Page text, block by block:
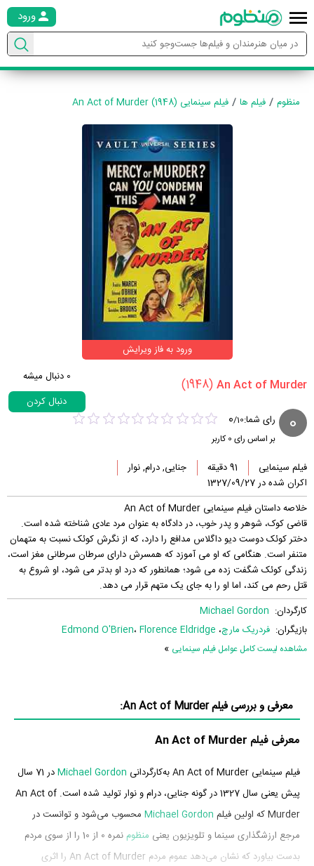
ورود
منظوم فیلم ها فیلم سینمایی An Act of Murder (1948)
ورود به فاز ویرایش
(1948)
0 دنبال میشه
دنبال کردن
0 رای شما: 0/10
بر اساس رای 0کاربر
فیلم سینمایی 91 دقیقه
جنایی, درام, نوار
اکران شده در 1327/09/27
خلاصه داستان فیلم سینمایی An Act of Murder
قاضی کوک، شوهر و پدر خوب، در دادگاه به عنوان مرد عادی شناخته شده است.
دختر کوئک دوست دیو داگلاس مدافع را دارد، که از نگرش کوئک نسبت به متهمان
متنفر است. هنگامی که او می آموزد که همسرش دارای سرطان سرطانی مغز است،
زندگی کوئک شگفت زده می شود؛ همانطور که درد او بدتر می شود، او شروع به
قتل رحم می کند، اما او را به جای یک متهم قرار می دهد.
کارگردان: Michael Gordon
بازیگران: فردریک مارچ، Edmond O'Brien، Florence Eldridge
مشاهده لیست کامل عوامل فیلم سینمایی »
معرفی و بررسی فیلم An Act of Murder:
معرفی فیلم An Act of Murder
فیلم سینمایی An Act of Murder به‌کارگردانی Michael Gordon
در 71 سال
پیش یعنی سال 1327 در گونه جنایی، درام و نوار تولید شده است. An Act of
Murder که اولین فیلم
Michael Gordon محسوب می‌شود و توانست در
مرجع ارزشگذاری سینما و تلویزیون یعنی منظوم
نمره 0 از 10 را از سوی مردم
بدست بیاورد که نشان می‌دهد عموم مردم An Act of Murder را اثری